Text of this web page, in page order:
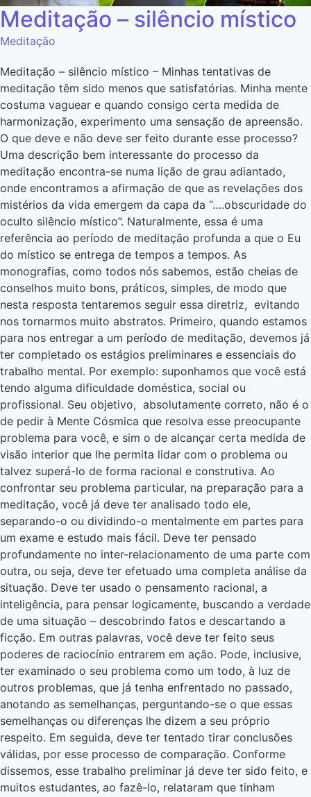
Meditação – silêncio místico
Meditação
Meditação – silêncio místico – Minhas tentativas de
meditação têm sido menos que satisfatórias. Minha mente
costuma vaguear e quando consigo certa medida de
harmonização, experimento uma sensação de apreensão.
O que deve e não deve ser feito durante esse processo?
Uma descrição bem interessante do processo da
meditação encontra-se numa lição de grau adiantado,
onde encontramos a afirmação de que as revelações dos
mistérios da vida emergem da capa da “….obscuridade do
oculto silêncio místico”. Naturalmente, essa é uma
referência ao período de meditação profunda a que o Eu
do místico se entrega de tempos a tempos. As
monografias, como todos nós sabemos, estão cheias de
conselhos muito bons, práticos, simples, de modo que
nesta resposta tentaremos seguir essa diretriz, evitando
nos tornarmos muito abstratos. Primeiro, quando estamos
para nos entregar a um período de meditação, devemos já
ter completado os estágios preliminares e essenciais do
trabalho mental. Por exemplo: suponhamos que você está
tendo alguma dificuldade doméstica, social ou
profissional. Seu objetivo, absolutamente correto, não é o
de pedir à Mente Cósmica que resolva esse preocupante
problema para você, e sim o de alcançar certa medida de
visão interior que lhe permita lidar com o problema ou
talvez superá-lo de forma racional e construtiva. Ao
confrontar seu problema particular, na preparação para a
meditação, você já deve ter analisado todo ele,
separando-o ou dividindo-o mentalmente em partes para
um exame e estudo mais fácil. Deve ter pensado
profundamente no inter-relacionamento de uma parte com
outra, ou seja, deve ter efetuado uma completa análise da
situação. Deve ter usado o pensamento racional, a
inteligência, para pensar logicamente, buscando a verdade
de uma situação – descobrindo fatos e descartando a
ficção. Em outras palavras, você deve ter feito seus
poderes de raciocínio entrarem em ação. Pode, inclusive,
ter examinado o seu problema como um todo, à luz de
outros problemas, que já tenha enfrentado no passado,
anotando as semelhanças, perguntando-se o que essas
semelhanças ou diferenças lhe dizem a seu próprio
respeito. Em seguida, deve ter tentado tirar conclusões
válidas, por esse processo de comparação. Conforme
dissemos, esse trabalho preliminar já deve ter sido feito, e
muitos estudantes, ao fazê-lo, relataram que tinham